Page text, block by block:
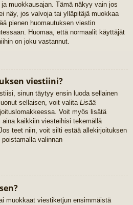
muokkausajan. Tämä näkyy vain jos
näy, jos valvoja tai ylläpitäjä muokkaa
pienen huomautuksen viestin
Huomaa, että normaalit käyttäjät
on joku vastannut.
viestiini?
sinun täytyy ensin luoda sellainen
sellaisen, voit valita Lisää
Voit myös lisätä
kaikkiin viesteihisi tekemällä
teet niin, voit silti estää allekirjoituksen
valinnan
muokkaat viestiketjun ensimmäistä